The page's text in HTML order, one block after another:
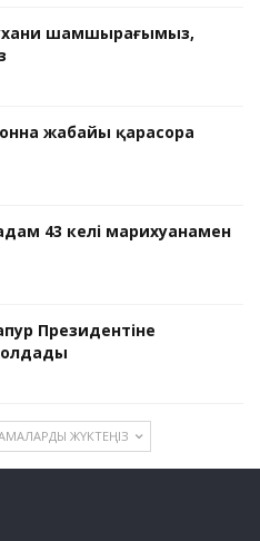
шамшырағымыз,
жабайы қарасора
43 келі марихуанамен
Президентіне
ЖҮКТЕҢІЗ